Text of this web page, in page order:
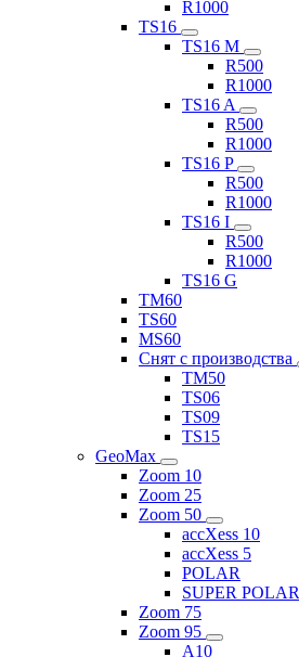
R1000
TS16
TS16 M
R500
R1000
TS16 A
R500
R1000
TS16 P
R500
R1000
TS16 I
R500
R1000
TS16 G
TM60
TS60
MS60
Снят с производства
TM50
TS06
TS09
TS15
GeoMax
Zoom 10
Zoom 25
Zoom 50
accXess 10
accXess 5
POLAR
SUPER POLAR
Zoom 75
Zoom 95
A10